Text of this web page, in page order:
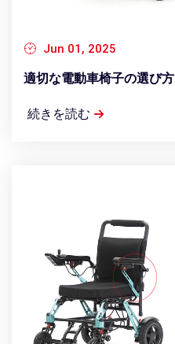
Jun 01, 2025
適切な電動車椅子の選び方
続きを読む